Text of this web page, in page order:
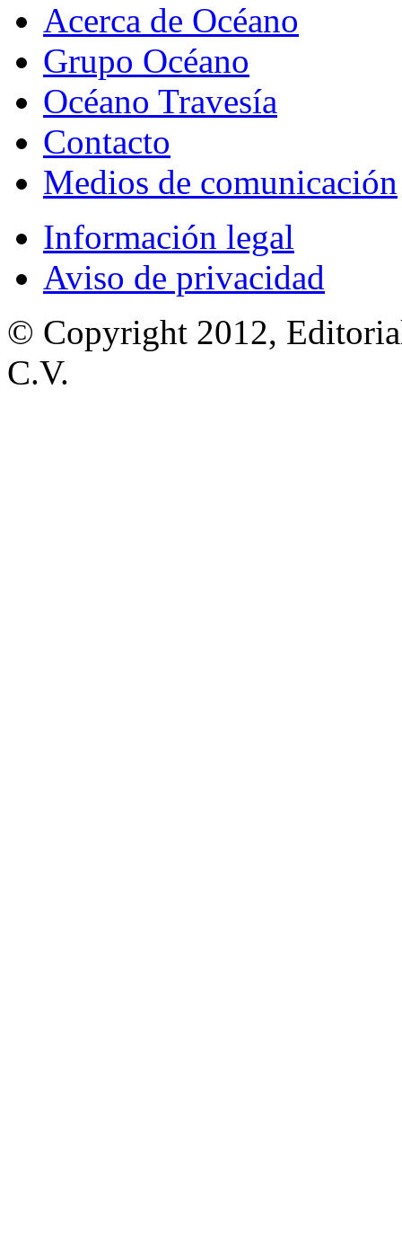
Acerca de Océano
Grupo Océano
Océano Travesía
Contacto
Medios de comunicación
Información legal
Aviso de privacidad
© Copyright 2012,
C.V.